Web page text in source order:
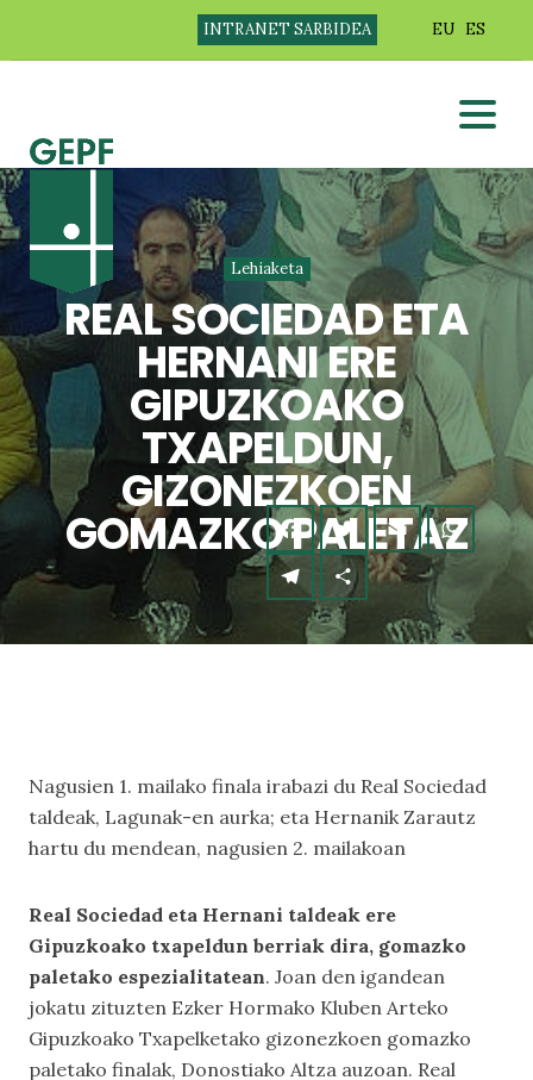
INTRANET SARBIDEA EU ES
Lehiaketa
REAL SOCIEDAD ETA
HERNANI ERE
GIPUZKOAKO
TXAPELDUN,
GIZONEZKOEN
GOMAZKO PALETAZ
Nagusien 1. mailako finala irabazi du Real Sociedad
taldeak, Lagunak-en aurka; eta Hernanik Zarautz
hartu du mendean, nagusien 2. mailakoan
Real Sociedad eta Hernani taldeak ere
Gipuzkoako txapeldun berriak dira, gomazko
paletako espezialitatean. Joan den igandean
jokatu zituzten Ezker Hormako Kluben Arteko
Gipuzkoako Txapelketako gizonezkoen gomazko
paletako finalak, Donostiako Altza auzoan. Real